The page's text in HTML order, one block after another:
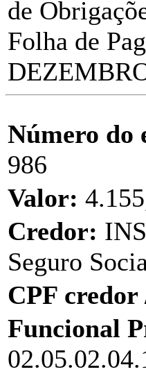
de
Folha de
Número do
986
Valor:
Credor:
Seguro
CPF
Funcional